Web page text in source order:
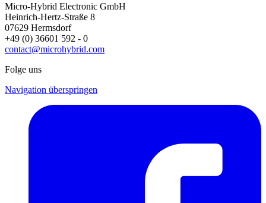
Micro-Hybrid Electronic GmbH
Heinrich-Hertz-Straße 8
07629 Hermsdorf
+49 (0) 36601 592 - 0
contact@microhybrid.com
Folge uns
Navigation überspringen